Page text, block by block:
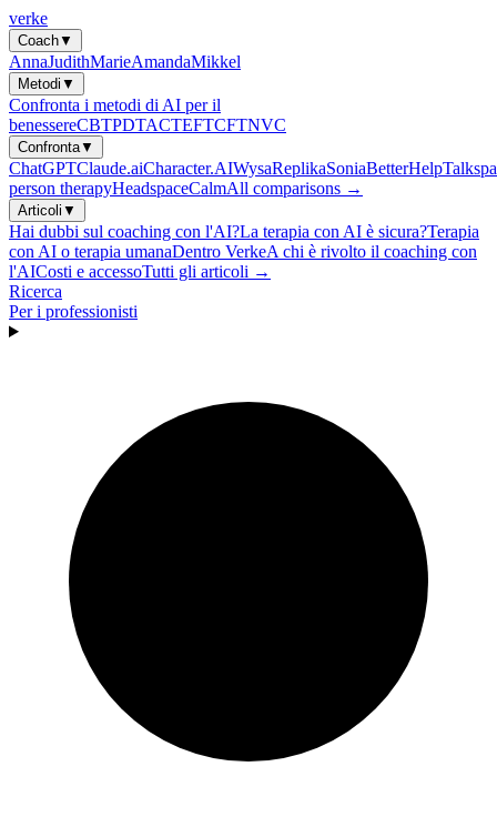
verke
Coach▼
AnnaJudithMarieAmandaMikkel
Metodi ▼
Confronta i metodi di AI per il
benessereCBTPDTACTEFTCFTNVC
Confronta▼
ChatGPTClaude.aiCharacter.AIWysaReplikaSoniaBetterHelp
person therapyHeadspaceCalmAll comparisons →
Articoli ▼
Hai dubbi sul coaching con l'AI?La terapia con AI è sicura?Terapia
con AI o terapia umanaDentro VerkeA chi è rivolto il coaching con
l'AICosti e accessoTutti gli articoli →
Ricerca
Per i professionisti